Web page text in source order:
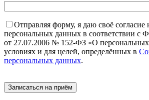
Отправляя форму, я даю своё согласие
персональных данных в соответствии с
от 27.07.2006 № 152-ФЗ «О
условиях и для целей, определённых в
персональных данных.